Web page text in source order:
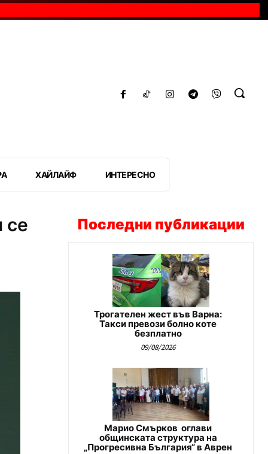
ХАЙЛАЙФ ИНТЕРЕСНО
се Последни публикации
Трогателен жест във Варна:
Такси превози болно коте
безплатно
09/08/2026
Марио Смърков оглави
общинската структура на
„Прогресивна България“ в Аврен